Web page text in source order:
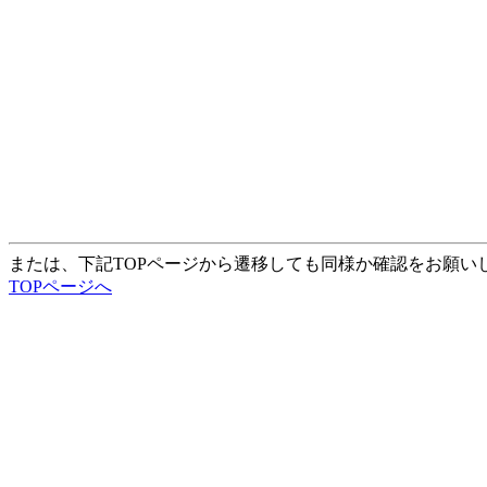
または、下記TOPページから遷移しても同様か確認をお願い
TOPページへ